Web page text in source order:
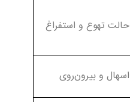
حالت تهوع و استفراغ
اسهال و بیرون‌روی